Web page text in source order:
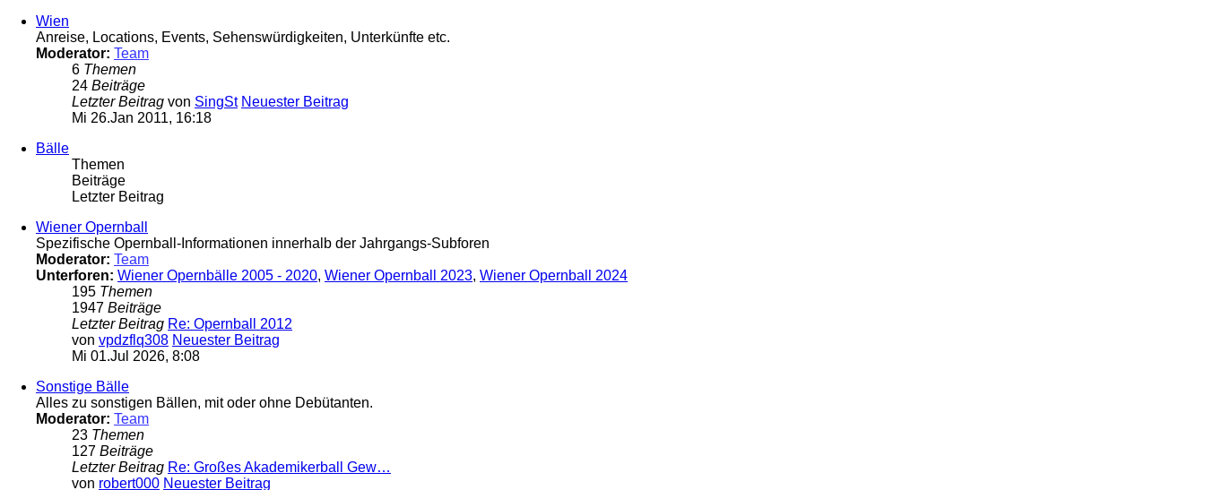
Wien
Anreise, Locations, Events, Sehenswürdigkeiten, Unterkünfte etc.
Moderator: Team
6 Themen
24 Beiträge
Letzter Beitrag von SingSt Neuester Beitrag
Mi 26.Jan 2011, 16:18
Bälle
Themen
Beiträge
Letzter Beitrag
Wiener Opernball
Spezifische Opernball-Informationen innerhalb der Jahrgangs-Subforen
Moderator: Team
Unterforen: Wiener Opernbälle 2005 - 2020, Wiener Opernball 2023, Wiener Opernball 2024
195 Themen
1947 Beiträge
Letzter Beitrag Re: Opernball 2012
von vpdzflq308 Neuester Beitrag
Mi 01.Jul 2026, 8:08
Sonstige Bälle
Alles zu sonstigen Bällen, mit oder ohne Debütanten.
Moderator: Team
23 Themen
127 Beiträge
Letzter Beitrag Re: Großes Akademikerball Gew…
von robert000 Neuester Beitrag